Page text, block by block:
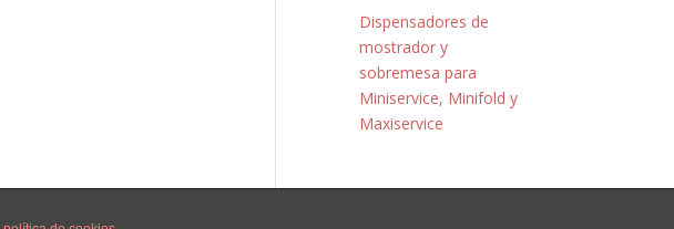
Dispensadores de
mostrador y
sobremesa para
Miniservice, Minifold y
Maxiservice